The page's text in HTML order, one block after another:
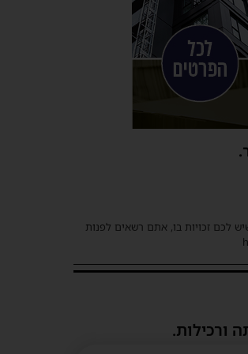
לכם זכויות בו, אתם רשאים לפנות
ורכילות.